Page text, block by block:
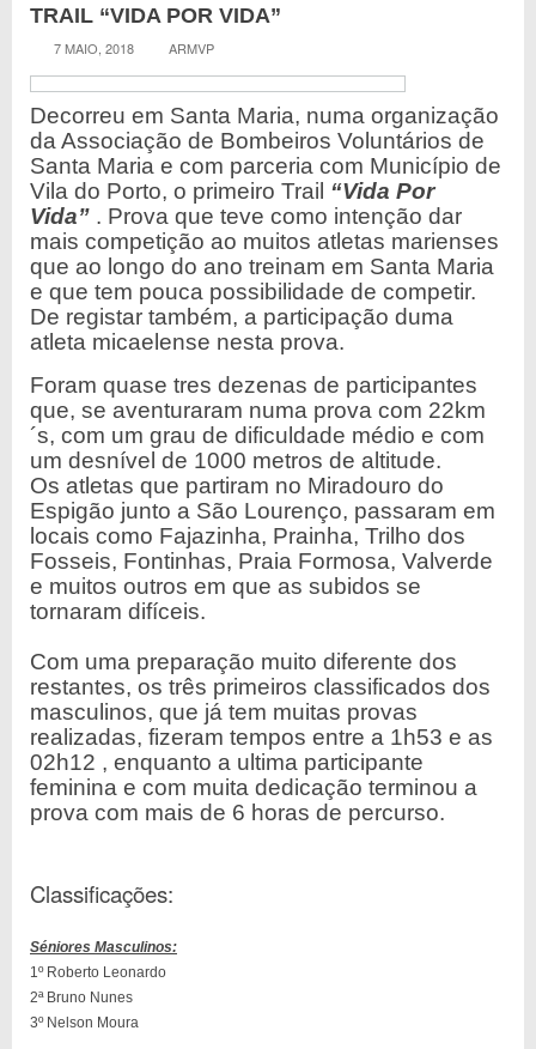
TRAIL “VIDA POR VIDA”
7 MAIO, 2018 ARMVP
Decorreu em Santa Maria, numa organização
da Associação de Bombeiros Voluntários de
Santa Maria e com parceria com Município de
Vila do Porto, o primeiro Trail “Vida Por
Vida” . Prova que teve como intenção dar
mais competição ao muitos atletas marienses
que ao longo do ano treinam em Santa Maria
e que tem pouca possibilidade de competir.
De registar também, a participação duma
atleta micaelense nesta prova.
Foram quase tres dezenas de participantes
que, se aventuraram numa prova com 22km
´s, com um grau de dificuldade médio e com
um desnível de 1000 metros de altitude.
Os atletas que partiram no Miradouro do
Espigão junto a São Lourenço, passaram em
locais como Fajazinha, Prainha, Trilho dos
Fosseis, Fontinhas, Praia Formosa, Valverde
e muitos outros em que as subidos se
tornaram difíceis.
Com uma preparação muito diferente dos
restantes, os três primeiros classificados dos
masculinos, que já tem muitas provas
realizadas, fizeram tempos entre a 1h53 e as
02h12 , enquanto a ultima participante
feminina e com muita dedicação terminou a
prova com mais de 6 horas de percurso.
Classificações:
Séniores Masculinos:
1º Roberto Leonardo
2ª Bruno Nunes
3º Nelson Moura